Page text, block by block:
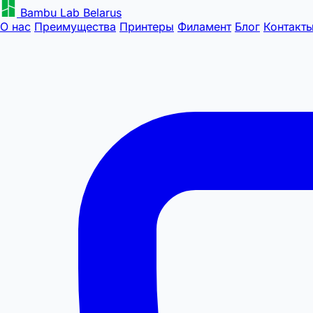
Bambu Lab Belarus
О нас Преимущества Принтеры Филамент Блог